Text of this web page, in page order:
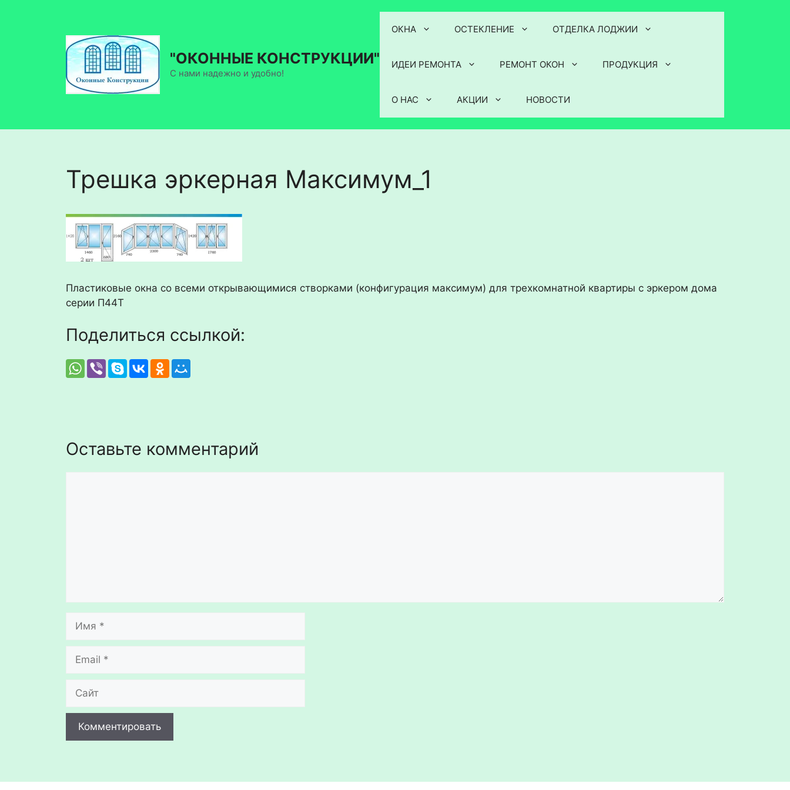
содержимому
"ОКОННЫЕ КОНСТРУКЦИИ"
С нами надежно и удобно!
ОКНА ОСТЕКЛЕНИЕ ОТДЕЛКА ЛОДЖИИ
ИДЕИ РЕМОНТА РЕМОНТ ОКОН ПРОДУКЦИЯ
О НАС АКЦИИ НОВОСТИ
Трешка эркерная Максимум_1
Пластиковые окна со всеми открывающимися створками (конфигурация максимум) для трехкомнатной квартиры с эркером дома
серии П44Т
Поделиться ссылкой:
Оставьте комментарий
Имя
Email
Сайт